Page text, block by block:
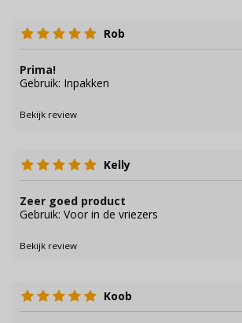
Rob
Prima!
Gebruik: Inpakken
Bekijk review
Kelly
Zeer goed product
Gebruik: Voor in de vriezers
Bekijk review
Koob